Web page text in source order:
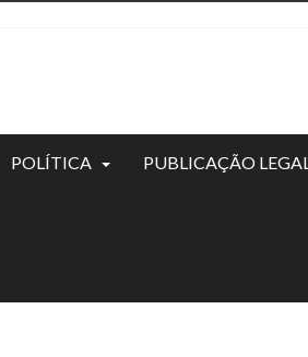
POLÍTICA PUBLICAÇÃO LEGAL